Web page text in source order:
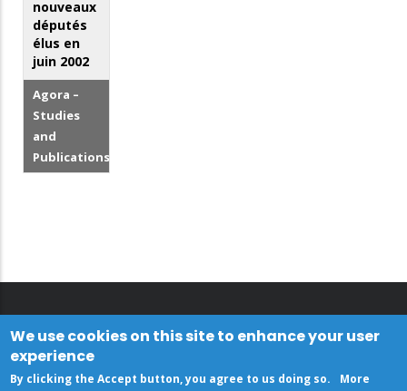
nouveaux
députés
élus en
juin 2002
Agora –
Studies
and
Publications
We use cookies on this site to enhance your user
experience
By clicking the Accept button, you agree to us doing so. More